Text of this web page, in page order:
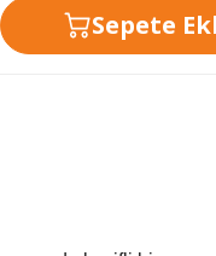
Sepete